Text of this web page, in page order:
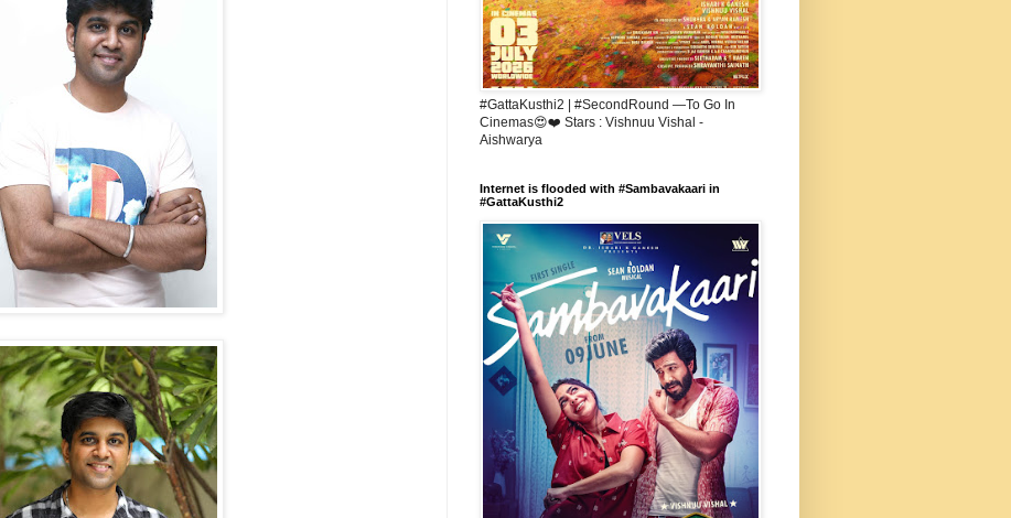
#GattaKusthi2 | #SecondRound —To Go In
Cinemas😍❤️ Stars : Vishnuu Vishal -
Aishwarya
Internet is flooded with #Sambavakaari in
#GattaKusthi2